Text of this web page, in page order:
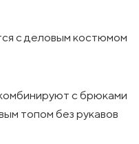
с деловым костюмом
с брюками
топом без рукавов